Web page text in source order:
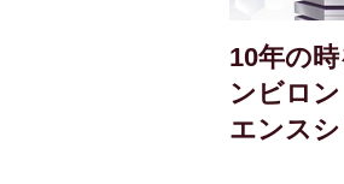
10年の
ンビロ
エンス